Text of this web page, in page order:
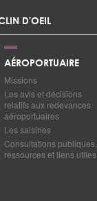
D'OEIL
AÉROPORTUAIRE
Missions
Les avis et décisions
relatifs aux redevances
aéroportuaires
Les saisines
Consultations publiques,
ressources et liens utiles